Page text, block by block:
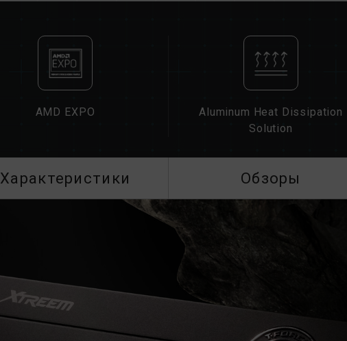
различных марок или моделей. Каждый
нестабильной работе системы или сбою
Техническое состояние контроллера
BIOS материнской платы могут
Окончательная рабочая частота памяти
Если XMP 3.0 (Intel) или EXPO (AMD)
частоте SPD по умолчанию (стандарт
XMP 3.0 / EXPO должны быть
материнские платы могут не достигать
окончательная рабочая частота
Разгон (например, включение настроек
стандарта JEDEC и может повлиять на
приведет к нестабильности системы,
умолчанию.
Указанная частота модуля памяти
Однако не все системы могут ее
соответствующие технологии разгона
AMD EXPO
Aluminum Heat Dissipation
Solution
Характеристики Обзоры